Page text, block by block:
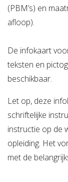
Risico
Verzuim
Vitaliteit
Vitaliteitsscan
Nieuws
Over Stigas
Onze diensten
3V's van Stigas
(PBM’s) en
afloop).
De infokaart
teksten en
beschikbaar.
Let op, deze
schriftelijke
instructie op de
opleiding. Het
met de